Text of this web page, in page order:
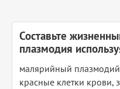
Составьте
плазмодия
малярийный
красные клетки